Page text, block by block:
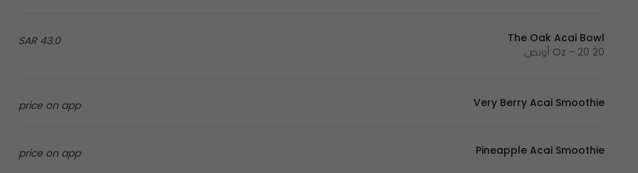
43.0 SAR
The Oak Acai Bowl
20 Oz - 20 أونص
price on app Very Berry Acai Smoothie
price on app Pineapple Acai Smoothie